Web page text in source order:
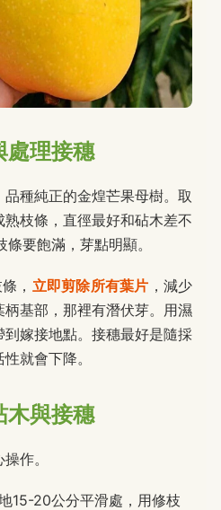
處理接穗
種純正的金煌芒果母樹。取
熟枝條，直徑最好和砧木差不
要飽滿，芽點明顯。
， 立即剪除所有葉片 ，減少
基部，那裡有潛伏芽。用濕
嫁接地點。接穗最好是隨採
就會下降。
木與接穗
作。
15-20公分平滑處，用修枝